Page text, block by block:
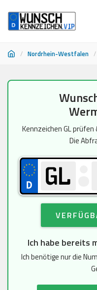
/ Nordrhein-Westfalen /
Kennzeichen GL
Die
Ich habe bereits
Ich benötige nur die